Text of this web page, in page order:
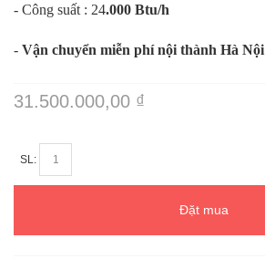
- Công suất : 24.000 Btu/h
- Vận chuyển miễn phí nội thành Hà Nội
31.500.000,00 ₫
SL:
Đặt mua